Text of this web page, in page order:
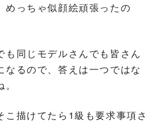
めっちゃ似顔絵頑張ったの
も同じモデルさんでも皆さん
なるので、答えは一つではな
こ描けてたら1級も要求事項さ